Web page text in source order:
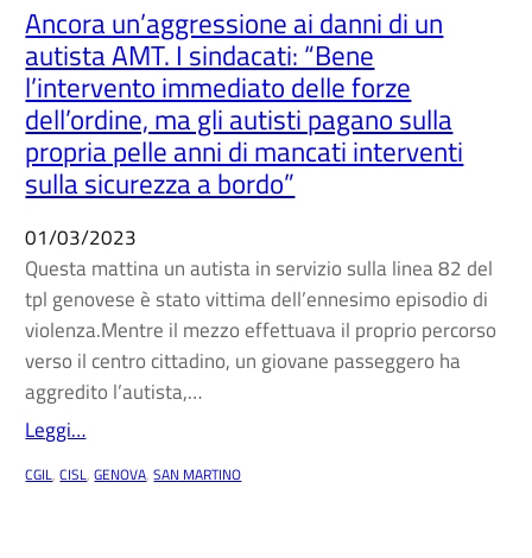
Ancora un’aggressione ai danni di un
autista AMT. I sindacati: “Bene
l’intervento immediato delle forze
dell’ordine, ma gli autisti pagano sulla
propria pelle anni di mancati interventi
sulla sicurezza a bordo”
01/03/2023
Questa mattina un autista in servizio sulla linea 82 del
tpl genovese è stato vittima dell’ennesimo episodio di
violenza.Mentre il mezzo effettuava il proprio percorso
verso il centro cittadino, un giovane passeggero ha
aggredito l’autista,…
Leggi…
CGIL, CISL, GENOVA, SAN MARTINO